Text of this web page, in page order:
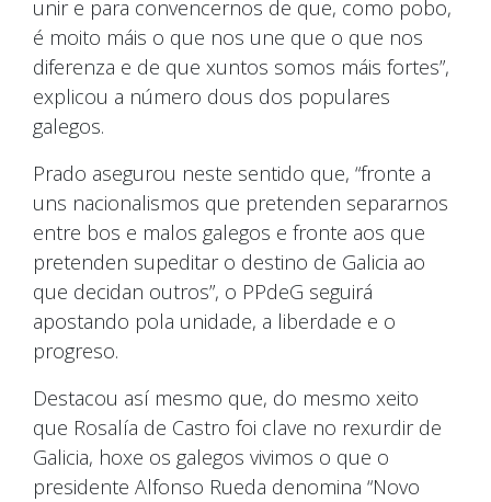
unir e para convencernos de que, como pobo,
é moito máis o que nos une que o que nos
diferenza e de que xuntos somos máis fortes”,
explicou a número dous dos populares
galegos.
Prado asegurou neste sentido que, “fronte a
uns nacionalismos que pretenden separarnos
entre bos e malos galegos e fronte aos que
pretenden supeditar o destino de Galicia ao
que decidan outros”, o PPdeG seguirá
apostando pola unidade, a liberdade e o
progreso.
Destacou así mesmo que, do mesmo xeito
que Rosalía de Castro foi clave no rexurdir de
Galicia, hoxe os galegos vivimos o que o
presidente Alfonso Rueda denomina “Novo